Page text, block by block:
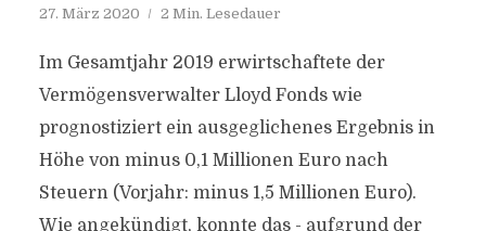
27. März 2020 2 Min. Lesedauer
Im Gesamtjahr 2019 erwirtschaftete der
Vermögensverwalter Lloyd Fonds wie
prognostiziert ein ausgeglichenes Ergebnis in
Höhe von minus 0,1 Millionen Euro nach
Steuern (Vorjahr: minus 1,5 Millionen Euro).
Wie angekündigt, konnte das - aufgrund der